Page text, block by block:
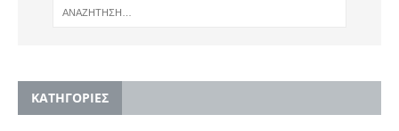
KΑΤΗΓΟΡΙΕΣ